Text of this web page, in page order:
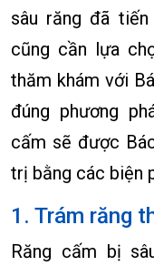
sâu răng đã
cũng cần lựa
thăm khám với
đúng phương
cấm sẽ được
trị bằng các biện
1. Trám răng
Răng cấm bị